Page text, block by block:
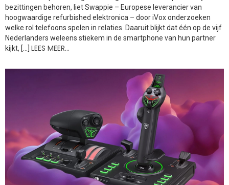
bezittingen behoren, liet Swappie – Europese leverancier van
hoogwaardige refurbished elektronica – door iVox onderzoeken
welke rol telefoons spelen in relaties. Daaruit blijkt dat één op de vijf
Nederlanders weleens stiekem in de smartphone van hun partner
kijkt, […] LEES MEER…